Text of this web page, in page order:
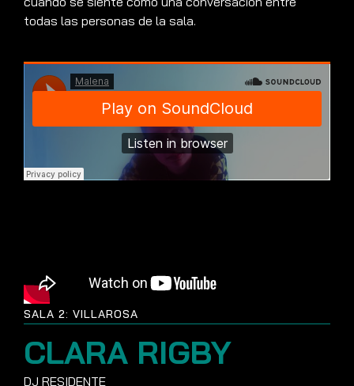
todas las personas de la sala.
SALA 2: VILLAROSA
CLARA RIGBY